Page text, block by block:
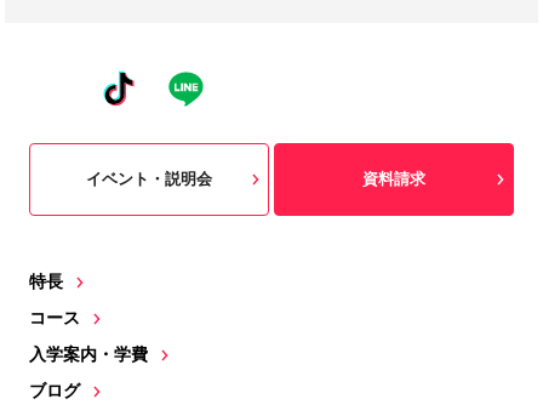
特長
コース
入学案内・学費
ブログ
イベント・説明会 資料請求